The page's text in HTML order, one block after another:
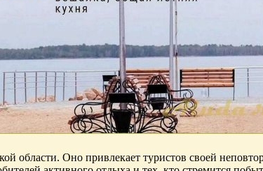
области. Оно привлекает туристов своей